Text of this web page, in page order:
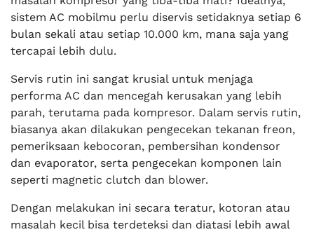
sistem AC mobilmu perlu diservis setidaknya setiap 6
bulan sekali atau setiap 10.000 km, mana saja yang
tercapai lebih dulu.
Servis rutin ini sangat krusial untuk menjaga
performa AC dan mencegah kerusakan yang lebih
parah, terutama pada kompresor. Dalam servis rutin,
biasanya akan dilakukan pengecekan tekanan freon,
pemeriksaan kebocoran, pembersihan kondensor
dan evaporator, serta pengecekan komponen lain
seperti magnetic clutch dan blower.
Dengan melakukan ini secara teratur, kotoran atau
masalah kecil bisa terdeteksi dan diatasi lebih awal